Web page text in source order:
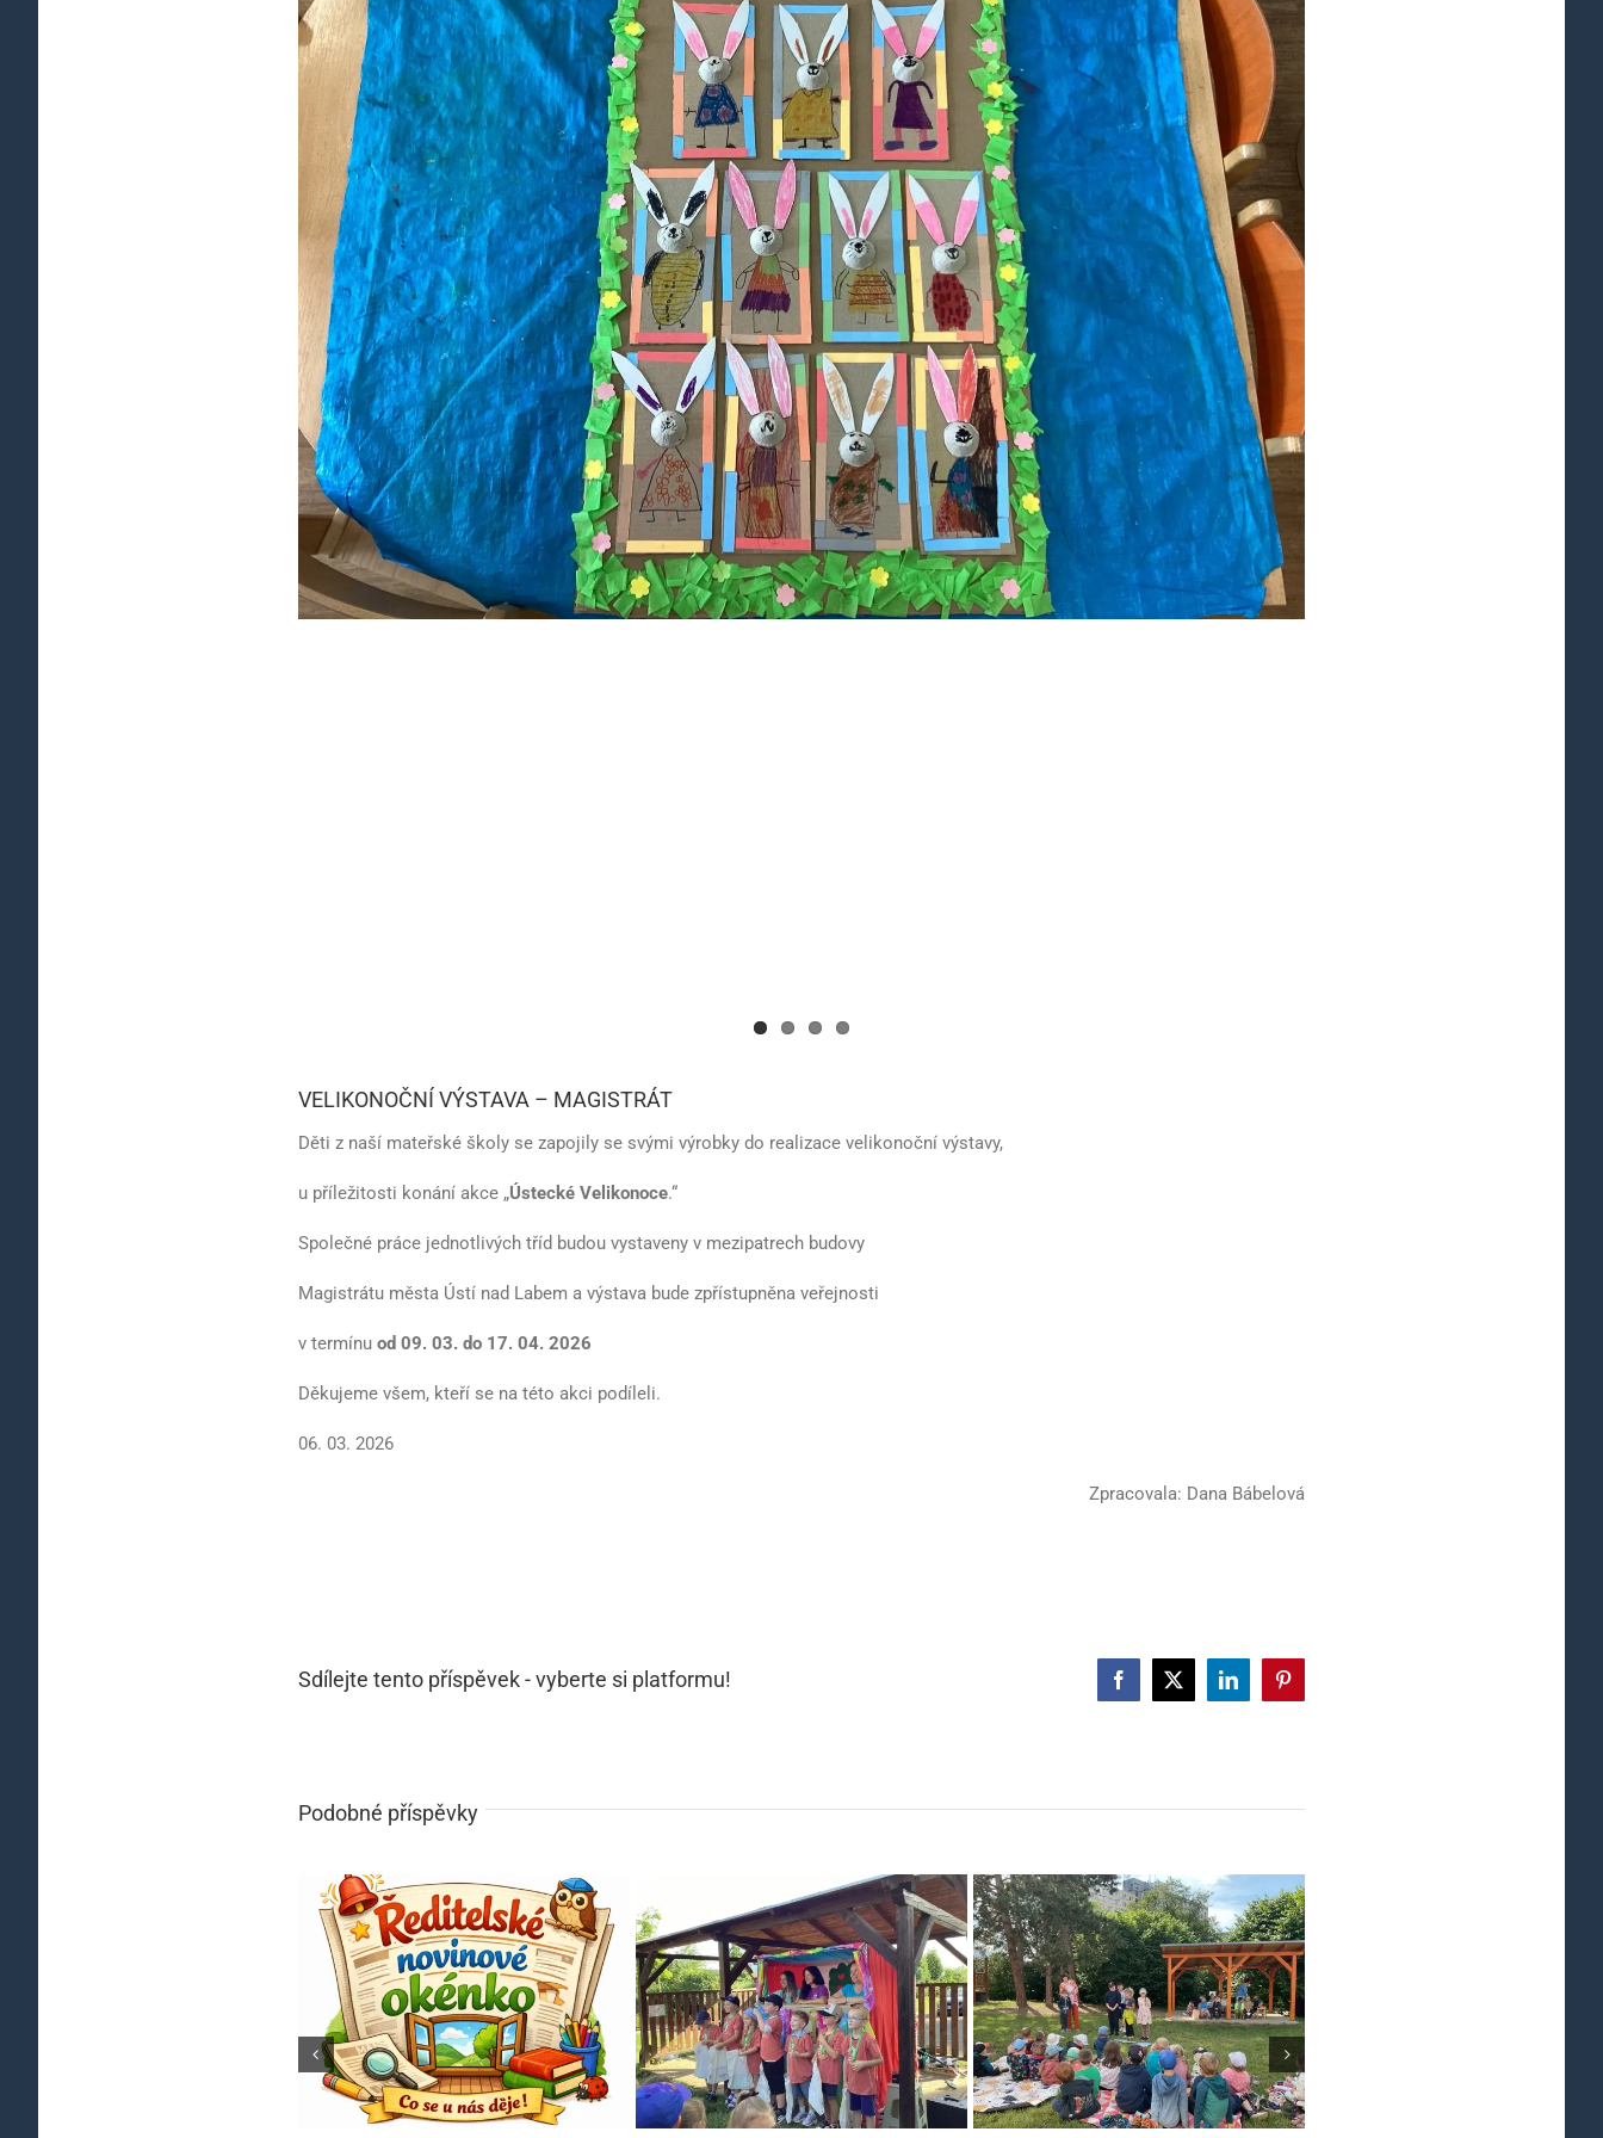
VELIKONOČNÍ VÝSTAVA – MAGISTRÁT
Děti z naší mateřské školy se zapojily se svými výrobky do realizace velikonoční výstavy,
u příležitosti konání akce „Ústecké Velikonoce.“
Společné práce jednotlivých tříd budou vystaveny v mezipatrech budovy
Magistrátu města Ústí nad Labem a výstava bude zpřístupněna veřejnosti
v termínu od 09. 03. do 17. 04. 2026
Děkujeme všem, kteří se na této akci podíleli.
06. 03. 2026
Zpracovala: Dana Bábelová
Sdílejte tento příspěvek - vyberte si platformu! Facebook
X LinkedInPinterest
Podobné příspěvky